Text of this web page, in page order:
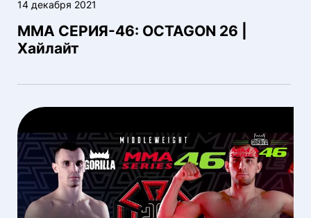
14 декабря 2021
ММА СЕРИЯ-46: OCTAGON 26 |
Хайлайт